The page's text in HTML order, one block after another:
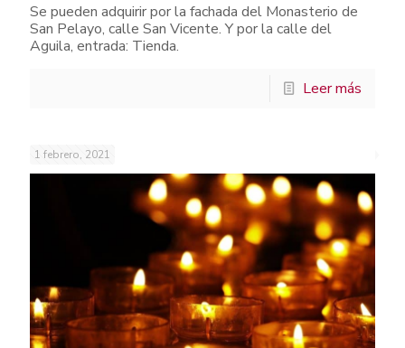
Se pueden adquirir por la fachada del Monasterio de
San Pelayo, calle San Vicente. Y por la calle del
Aguila, entrada: Tienda.
Leer más
1 febrero, 2021